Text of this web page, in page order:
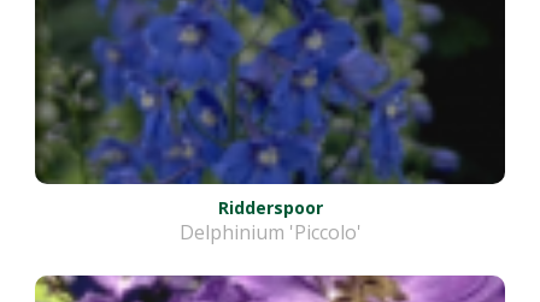
Ridderspoor
Delphinium 'Piccolo'